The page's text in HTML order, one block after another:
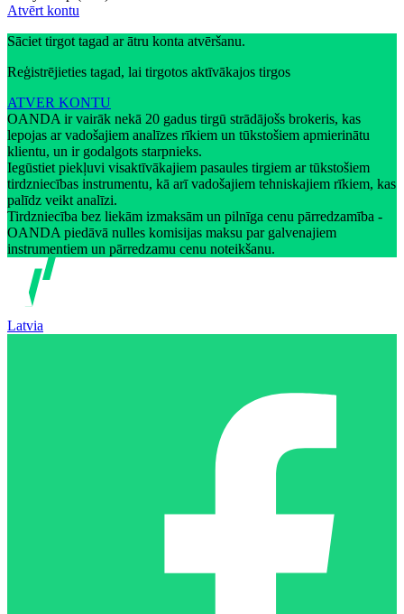
Atvērt kontu
Sāciet tirgot tagad ar ātru konta atvēršanu.
Reģistrējieties tagad, lai tirgotos aktīvākajos tirgos
ATVER KONTU
OANDA ir vairāk nekā 20 gadus tirgū strādājošs brokeris, kas
lepojas ar vadošajiem analīzes rīkiem un tūkstošiem apmierinātu
klientu, un ir godalgots starpnieks.
Iegūstiet piekļuvi visaktīvākajiem pasaules tirgiem ar tūkstošiem
tirdzniecības instrumentu, kā arī vadošajiem tehniskajiem rīkiem, kas
palīdz veikt analīzi.
Tirdzniecība bez liekām izmaksām un pilnīga cenu pārredzamība -
OANDA piedāvā nulles komisijas maksu par galvenajiem
instrumentiem un pārredzamu cenu noteikšanu.
Latvia